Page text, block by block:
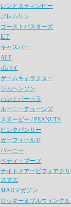
レンとスティンピー
グレムリン
ゴーストバスターズ
E.T.
キャスパー
ALF
ポパイ
ゲームキャラクター
ジムヘンソン
ハンナバーベラ
ルーニーテューンズ
スヌーピー / PEANUTS
ピンクパンサー
ガーフィールド
バーニー
ベティ・ブープ
ナイトメアービフォアクリ
スマス
MADマガジン
ロッキー＆ブルウィンクル